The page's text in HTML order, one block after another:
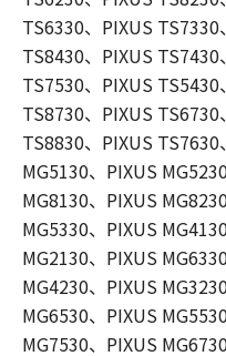
TS6330、PIXUS
TS8430、PIXUS
TS7530、PIXUS
TS8730、PIXUS
TS8830、PIXUS
MG5130、PIXUS
MG8130、PIXUS
MG5330、PIXUS
MG2130、PIXUS
MG4230、PIXUS
MG6530、PIXUS
MG7530、PIXUS